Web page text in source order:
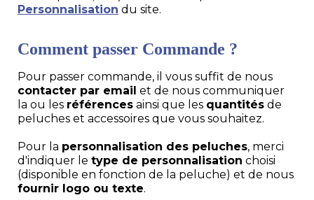
Personnalisation du site.
Comment passer Commande ?
Pour passer commande, il vous suffit de nous
contacter par email et de nous communiquer
la ou les références ainsi que les quantités de
peluches et accessoires que vous souhaitez.
Pour la personnalisation des peluches, merci
d'indiquer le type de personnalisation choisi
(disponible en fonction de la peluche) et de nous
fournir logo ou texte.